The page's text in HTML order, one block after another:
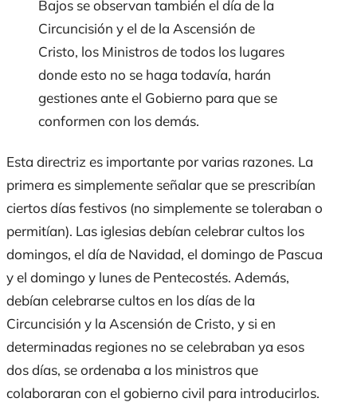
Bajos se observan también el día de la
Circuncisión y el de la Ascensión de
Cristo, los Ministros de todos los lugares
donde esto no se haga todavía, harán
gestiones ante el Gobierno para que se
conformen con los demás.
Esta directriz es importante por varias razones. La
primera es simplemente señalar que se prescribían
ciertos días festivos (no simplemente se toleraban o
permitían). Las iglesias debían celebrar cultos los
domingos, el día de Navidad, el domingo de Pascua
y el domingo y lunes de Pentecostés. Además,
debían celebrarse cultos en los días de la
Circuncisión y la Ascensión de Cristo, y si en
determinadas regiones no se celebraban ya esos
dos días, se ordenaba a los ministros que
colaboraran con el gobierno civil para introducirlos.